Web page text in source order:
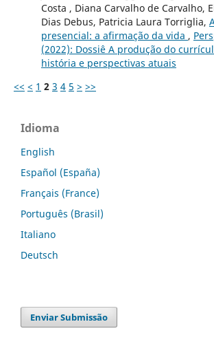
Costa , Diana Carvalho de Carvalho,
Dias Debus, Patricia Laura Torriglia,
presencial: a afirmação da vida ,
(2022): Dossiê A produção do
história e perspectivas atuais
<< < 1 2 3 4 5 > >>
Idioma
English
Español (España)
Français (France)
Português (Brasil)
Italiano
Deutsch
Enviar Submissão